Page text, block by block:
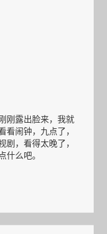
刚露出脸来，我就
看闹钟，九点了，
剧，看得太晚了，
什么吧。